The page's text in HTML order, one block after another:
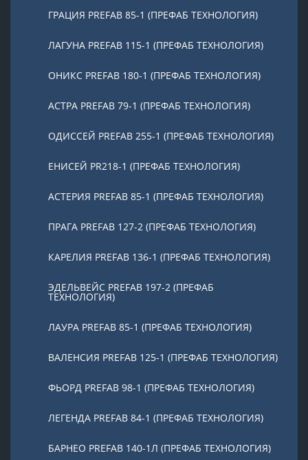
ГРАЦИЯ PREFAB 85-1 (ПРЕФАБ ТЕХНОЛОГИЯ)
ЛАГУНА PREFAB 115-1 (ПРЕФАБ ТЕХНОЛОГИЯ)
ОНИКС PREFAB 180-1 (ПРЕФАБ ТЕХНОЛОГИЯ)
АСТРА PREFAB 79-1 (ПРЕФАБ ТЕХНОЛОГИЯ)
ОДИССЕЙ PREFAB 255-1 (ПРЕФАБ ТЕХНОЛОГИЯ)
ЕНИСЕЙ PR218-1 (ПРЕФАБ ТЕХНОЛОГИЯ)
АСТЕРИЯ PREFAB 85-1 (ПРЕФАБ ТЕХНОЛОГИЯ)
ПРАГА PREFAB 127-2 (ПРЕФАБ ТЕХНОЛОГИЯ)
КАРЕЛИЯ PREFAB 136-1 (ПРЕФАБ ТЕХНОЛОГИЯ)
ЭДЕЛЬВЕЙС PREFAB 197-2 (ПРЕФАБ
ТЕХНОЛОГИЯ)
ЛАУРА PREFAB 85-1 (ПРЕФАБ ТЕХНОЛОГИЯ)
ВАЛЕНСИЯ PREFAB 125-1 (ПРЕФАБ ТЕХНОЛОГИЯ)
ФЬОРД PREFAB 98-1 (ПРЕФАБ ТЕХНОЛОГИЯ)
ЛЕГЕНДА PREFAB 84-1 (ПРЕФАБ ТЕХНОЛОГИЯ)
БАРНЕО PREFAB 140-1Л (ПРЕФАБ ТЕХНОЛОГИЯ)